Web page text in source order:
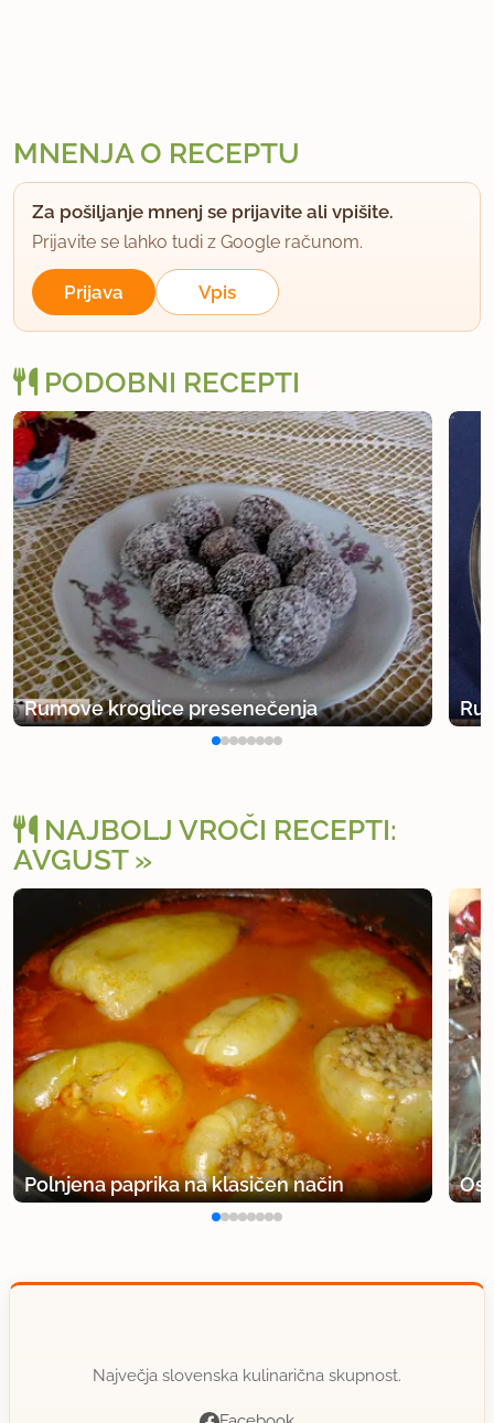
MNENJA O RECEPTU
Za pošiljanje mnenj se prijavite ali vpišite.
Prijavite se lahko tudi z Google računom.
Prijava Vpis
PODOBNI RECEPTI
Rumove kroglice presenečenja
NAJBOLJ VROČI RECEPTI:
AVGUST
Polnjena paprika na klasičen način
Največja slovenska kulinarična skupnost.